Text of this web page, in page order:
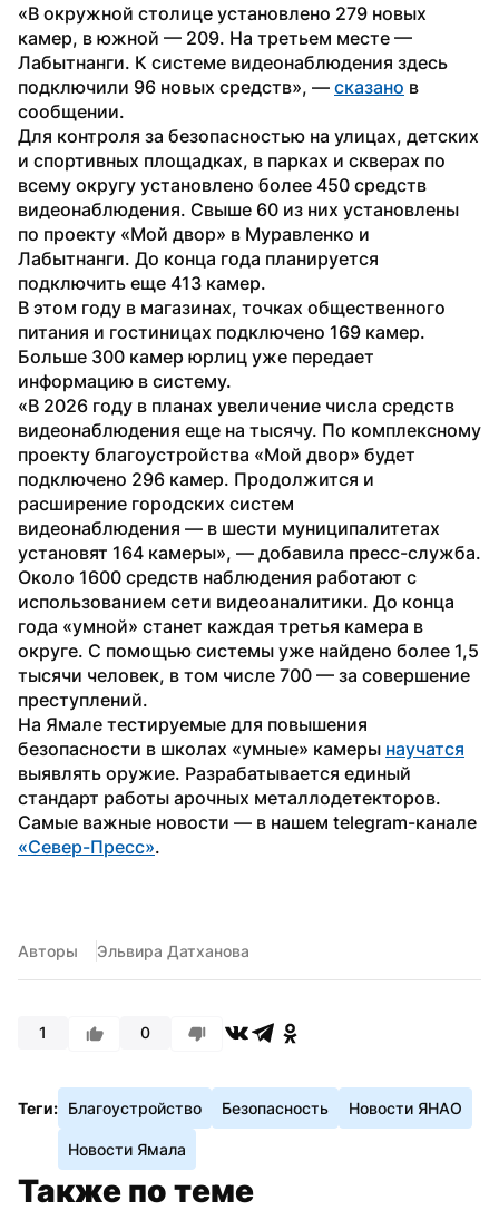
«В окружной столице установлено 279 новых
камер, в южной — 209. На третьем месте —
Лабытнанги. К системе видеонаблюдения здесь
подключили 96 новых средств», — сказано в
сообщении.
Для контроля за безопасностью на улицах, детских
и спортивных площадках, в парках и скверах по
всему округу установлено более 450 средств
видеонаблюдения. Свыше 60 из них установлены
по проекту «Мой двор» в Муравленко и
Лабытнанги. До конца года планируется
подключить еще 413 камер.
В этом году в магазинах, точках общественного
питания и гостиницах подключено 169 камер.
Больше 300 камер юрлиц уже передает
информацию в систему.
«В 2026 году в планах увеличение числа средств
видеонаблюдения еще на тысячу. По комплексному
проекту благоустройства «Мой двор» будет
подключено 296 камер. Продолжится и
расширение городских систем
видеонаблюдения — в шести муниципалитетах
установят 164 камеры», — добавила пресс-служба.
Около 1600 средств наблюдения работают с
использованием сети видеоаналитики. До конца
года «умной» станет каждая третья камера в
округе. С помощью системы уже найдено более 1,5
тысячи человек, в том числе 700 — за совершение
преступлений.
На Ямале тестируемые для повышения
безопасности в школах «умные» камеры научатся
выявлять оружие. Разрабатывается единый
стандарт работы арочных металлодетекторов.
«Север-Пресс».
Авторы Эльвира Датханова
1 0
Теги: Благоустройство Безопасность Новости ЯНАО
Новости Ямала
Также по теме